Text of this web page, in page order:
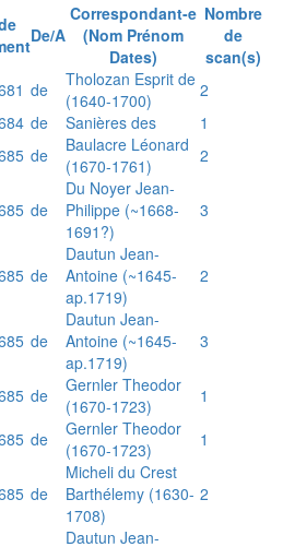
De/A
Correspondant-e
(Nom Prénom
Dates)
Nombre
de
scan(s)
de
Tholozan Esprit de
(1640-1700)
2
de Sanières des
1
de
Baulacre Léonard
(1670-1761)
2
de
Du Noyer Jean-
Philippe (~1668-
1691?)
3
de
Dautun Jean-
Antoine (~1645-
ap.1719)
2
de
Dautun Jean-
Antoine (~1645-
ap.1719)
3
de
Gernler Theodor
(1670-1723)
1
de
Gernler Theodor
(1670-1723)
1
de
Micheli du Crest
Barthélemy (1630-
1708)
2
Dautun Jean-